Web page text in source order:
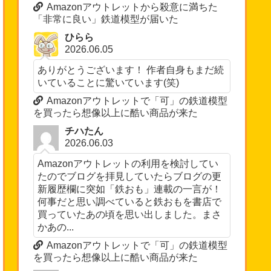
Amazonアウトレットから殺意に満ちた
「非常に良い」鉄道模型が届いた
ひらら
2026.06.05
ありがとうございます！ 作者自身もまだ続
いていることに驚いています(笑)
Amazonアウトレットで「可」の鉄道模型
を買ったら想像以上に酷い商品が来た
チハたん
2026.06.03
Amazonアウトレットの利用を検討してい
たのでブログを拝見していたらブログの更
新履歴欄に突如「鉄おも」連載の一言が！
何事だと思い調べていると鉄おもを書店で
買っていたあの頃を思い出しました。まさ
かあの...
Amazonアウトレットで「可」の鉄道模型
を買ったら想像以上に酷い商品が来た